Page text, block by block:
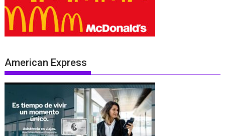
American Express